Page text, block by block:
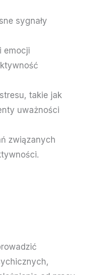
sygnały
emocji
takie jak
uważności
związanych